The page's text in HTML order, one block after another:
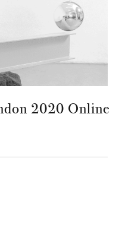
2020 Online